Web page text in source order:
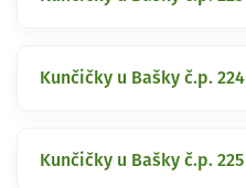
Kunčičky u Bašky č.p. 224
Kunčičky u Bašky č.p. 225